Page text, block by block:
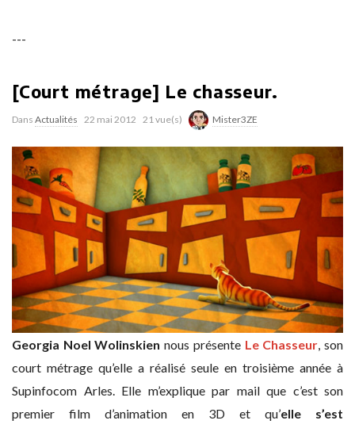
---
[Court métrage] Le chasseur.
Dans Actualités 22 mai 2012 21 vue(s) Mister3ZE
Georgia Noel Wolinskien nous présente Le Chasseur, son
court métrage qu’elle a réalisé seule en troisième année à
Supinfocom Arles. Elle m’explique par mail que c’est son
premier film d’animation en 3D et qu’elle s’est